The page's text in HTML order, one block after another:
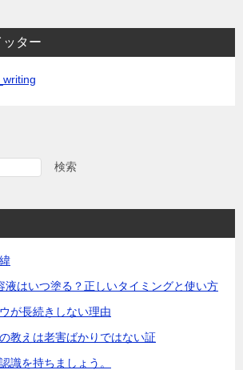
ター
検索
液はいつ塗る？正しいタイミングと使い方
が長続きしない理由
教えは老害ばかりではない証
識を持ちましょう。